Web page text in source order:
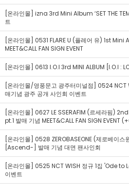
[온라인몰] izna 3rd Mini Album ‘SET THE
트
[온라인몰] 0531 FLARE U (플레어 유) 1st Mini
MEET&CALL FAN SIGN EVENT
[온라인몰] 0613 I.O.I 3rd MINI ALBUM [I.O.I :
[온라인몰/영풍문고 광주터미널점] 0524 NCT
매기념 광주 공개 사인회 이벤트
[온라인몰] 0627 LE SSERAFIM (르세라핌)
pt.1 발매 기념 MEET&CALL FAN SIGN EVENT
[온라인몰] 0528 ZEROBASEONE (제로베이
[Ascend-] 발매 기념 대면 팬사인회
[온라인몰] 0525 NCT WISH 정규 1집 'Ode to
이벤트